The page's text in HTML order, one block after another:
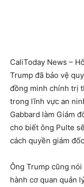
CaliToday News –
Trump đã bảo vệ
đồng minh chính trị
trong lĩnh vực an
Gabbard làm Giám
cho biết ông Pulte
cách quyền giám
Ông Trump cũng
hành cơ quan quản